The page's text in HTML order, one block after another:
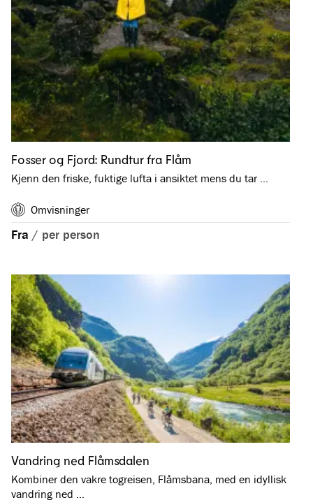
Fosser og Fjord: Rundtur fra Flåm
Kjenn den friske, fuktige lufta i ansiktet mens du tar …
Omvisninger
Fra / per person
Vandring ned Flåmsdalen
Kombiner den vakre togreisen, Flåmsbana, med en idyllisk
vandring ned …